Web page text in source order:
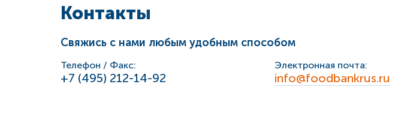
Контакты
Свяжись с нами любым удобным способом
Телефон / Факс:
+7 (495) 212-14-92
Электронная почта:
info@foodbankrus.ru